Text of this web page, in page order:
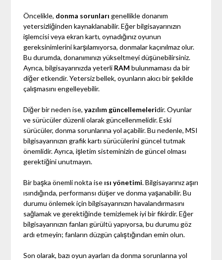
Öncelikle, donma sorunları genellikle donanım
yetersizliğinden kaynaklanabilir. Eğer bilgisayarınızın
işlemcisi veya ekran kartı, oynadığınız oyunun
gereksinimlerini karşılamıyorsa, donmalar kaçınılmaz olur.
Bu durumda, donanımınızı yükseltmeyi düşünebilirsiniz.
Ayrıca, bilgisayarınızda yeterli RAM bulunmaması da bir
diğer etkendir. Yetersiz bellek, oyunların akıcı bir şekilde
çalışmasını engelleyebilir.
Diğer bir neden ise,yazılım güncellemeleridir. Oyunlar
ve sürücüler düzenli olarak güncellenmelidir. Eski
sürücüler, donma sorunlarına yol açabilir. Bu nedenle, MSI
bilgisayarınızın grafik kartı sürücülerini güncel tutmak
önemlidir. Ayrıca, işletim sisteminizin de güncel olması
gerektiğini unutmayın.
Bir başka önemli nokta ise ısı yönetimi. Bilgisayarınız aşırı
ısındığında, performansı düşer ve donma yaşanabilir. Bu
durumu önlemek için bilgisayarınızın havalandırmasını
sağlamak ve gerektiğinde temizlemek iyi bir fikirdir. Eğer
bilgisayarınızın fanları gürültü yapıyorsa, bu durumu göz
ardı etmeyin; fanların düzgün çalıştığından emin olun.
Son olarak, bazı oyun ayarları da donma sorunlarına yol